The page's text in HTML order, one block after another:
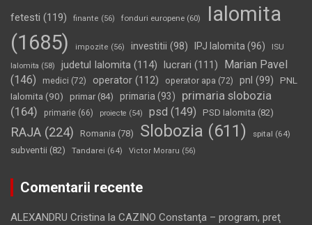
fetesti (119) finante (56) fonduri europene (60)
Ialomita
(1685)
impozite (56) investitii (98) IPJ Ialomita (96) ISU
Ialomita (58) judetul Ialomita (114) lucrari (111)
Marian Pavel
(146)
medici (72) operator (112) operator apa (72) pnl (99)
PNL
Ialomita (90) primar(84) primaria (93)
primaria slobozia
(164)
primarie (66) proiecte (54) psd (149) PSD Ialomita (82)
RAJA (224) Romania (78) Slobozia (611) spital (64)
subventii (82) Tandarei (64) Victor Moraru (56)
Comentarii recente
ALEXANDRU Cristina la CAZINO Constanţa – program, preţ